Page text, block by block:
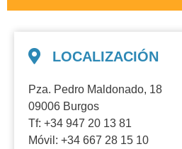
LOCALIZACIÓN
Pza. Pedro Maldonado, 18
09006 Burgos
Tf: +34 947 20 13 81
Móvil: +34 667 28 15 10